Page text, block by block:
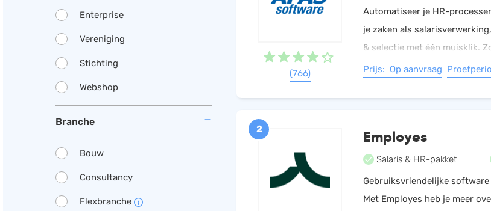
HRM
Salarisadministratie
Website
Helpdesk
(766)
Automatiseer je HR-
je zaken als
& selectie met één muisklik.
belangrijke zaken.
Prijs: Op aanvraag
2 Employes
Salaris & HR-pakket
Gebruiksvriendelijke
Met Employes heb je meer
Enterprise
Vereniging
Stichting
Webshop
Branche
Bouw
Consultancy
Flexbranche